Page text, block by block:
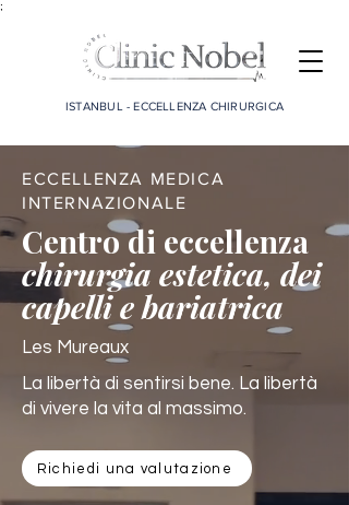
;
ISTANBUL - ECCELLENZA CHIRURGICA
ECCELLENZA MEDICA
INTERNAZIONALE
Centro di eccellenza
chirurgia estetica, dei
capelli e bariatrica
Les Mureaux
La libertà di sentirsi bene. La libertà
di vivere la vita al massimo.
Richiedi una valutazione